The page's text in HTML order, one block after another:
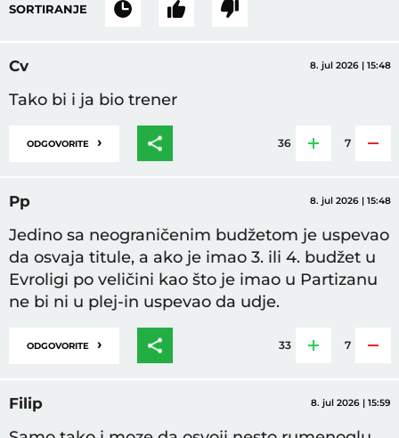
SORTIRANJE
Cv 8. jul 2026 | 15:48
Tako bi i ja bio trener
ODGOVORITE › 36 7
Pp 8. jul 2026 | 15:48
Jedino sa neograničenim budžetom je uspevao
da osvaja titule, a ako je imao 3. ili 4. budžet u
Evroligi po veličini kao što je imao u Partizanu
ne bi ni u plej-in uspevao da udje.
ODGOVORITE › 33 7
Filip 8. jul 2026 | 15:59